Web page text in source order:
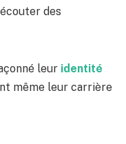
des
leur identité
même leur carrière